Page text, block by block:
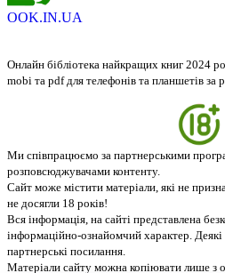
OOK.IN.UA
Онлайн бібліотека найкращих книг 2024
mobi та pdf для телефонів та планшетів за
Ми співпрацюємо за партнерськими
розповсюджувачами контенту.
Сайт може містити матеріали, які не
не досягли 18 років!
Вся інформація, на сайті представлена
інформаційно-ознайомчий характер.
партнерські посилання.
Матеріали сайту можна копіювати лише з